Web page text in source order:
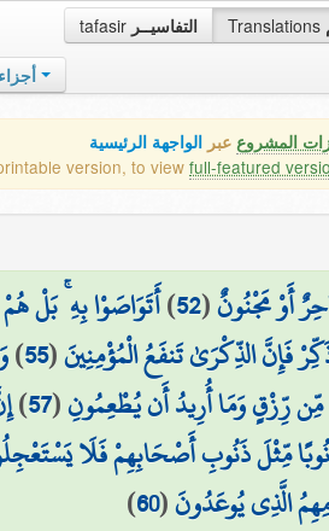
tafasir التفاسيــر Translations
المشروع عبر الواجهة الرئيسية
version, to view full-featured
أَوْ مَجْنُونٌ(
52
)أَتَوَاصَوْا بِهِ ۚ بَلْ
فَإِنَّ الذِّكْرَىٰ تَنفَعُ الْمُؤْمِنِينَ(
55
)
مِّن رِّزْقٍ وَمَا أُرِيدُ أَن يُطْعِمُونِ(
57
)
مِّثْلَ ذَنُوبِ أَصْحَابِهِمْ فَلَا
الَّذِي يُوعَدُونَ(
60
)